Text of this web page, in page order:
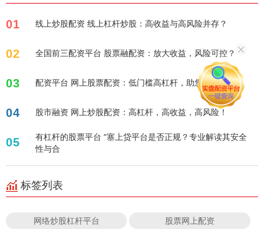
01 线上炒股配资 线上杠杆炒股：高收益与高风险并存？
02 全国前三配资平台 股票融配资：放大收益，风险可控？
03 配资平台 网上股票配资：低门槛高杠杆，助您快速盈利？
04 股市融资 网上炒股配资：高杠杆，高收益，高风险！
05
有杠杆的股票平台 “塞上贷平台是否正规？专业解读其安全
性与合
标签列表
网络炒股杠杆平台 股票网上配资